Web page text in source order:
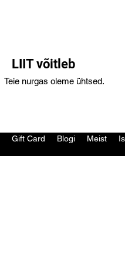
LIIT võitleb
Teie nurgas oleme ühtsed.
Gift Card Blogi Meist